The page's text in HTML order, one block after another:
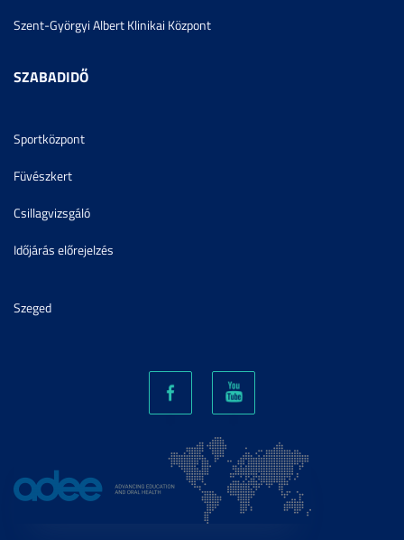
Szent-Györgyi Albert Klinikai Központ
SZABADIDŐ
Sportközpont
Füvészkert
Csillagvizsgáló
Időjárás előrejelzés
Szeged